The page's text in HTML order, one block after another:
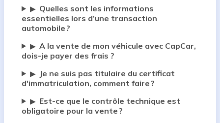
▶ Quelles sont les informations
essentielles lors d’une transaction
automobile ?
▶ A la vente de mon véhicule avec CapCar,
dois-je payer des frais ?
▶
Je ne suis pas titulaire du certificat
d'immatriculation, comment faire ?
▶ Est-ce que le contrôle technique est
obligatoire pour la vente ?